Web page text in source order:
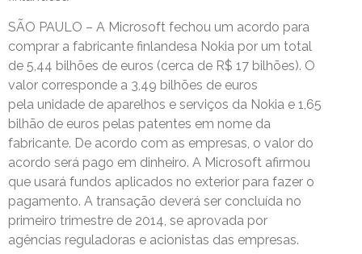
SÃO PAULO – A Microsoft fechou um acordo para
comprar a fabricante finlandesa Nokia por um total
de 5,44 bilhões de euros (cerca de R$ 17 bilhões). O
valor corresponde a 3,49 bilhões de euros
pela unidade de aparelhos e serviços da Nokia e 1,65
bilhão de euros pelas patentes em nome da
fabricante. De acordo com as empresas, o valor do
acordo será pago em dinheiro. A Microsoft afirmou
que usará fundos aplicados no exterior para fazer o
pagamento. A transação deverá ser concluída no
primeiro trimestre de 2014, se aprovada por
agências reguladoras e acionistas das empresas.